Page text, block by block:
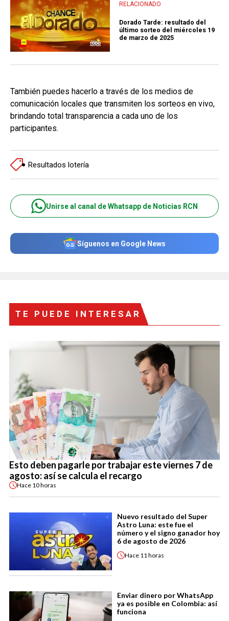
RELACIONADO
Dorado Tarde: resultado del
último sorteo del miércoles 19
de marzo de 2025
También puedes hacerlo a través de los medios de
comunicación locales que transmiten los sorteos en vivo,
brindando total transparencia a cada uno de los
participantes.
Resultados lotería
Unirse al canal de Whatsapp de Noticias RCN
Síguenos en Google News
TE PUEDE INTERESAR
Esto deben pagarle por trabajar este viernes 7 de
agosto: así se calcula el recargo
Hace 10 horas
Nuevo resultado del Super
Astro Luna: este fue el
número y el signo ganador hoy
6 de agosto de 2026
Hace 11 horas
Enviar dinero por WhatsApp
ya es posible en Colombia: así
funciona